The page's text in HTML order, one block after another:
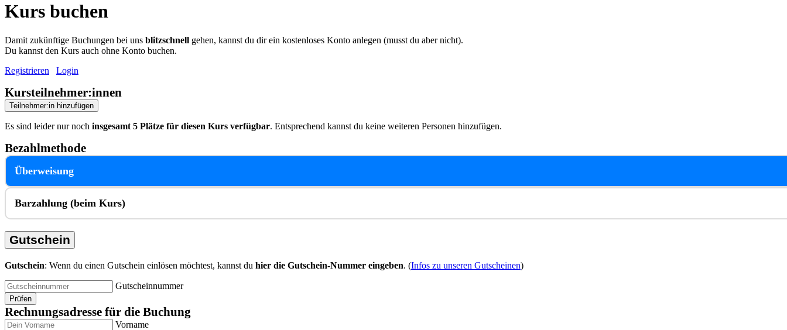
Kurs buchen
Damit zukünftige Buchungen bei uns blitzschnell gehen, kannst du dir ein kostenloses Konto anlegen (musst du aber nicht).
Du kannst den Kurs auch ohne Konto buchen.
Registrieren
Login
Kursteilnehmer:innen
Teilnehmer:in hinzufügen
Es sind leider nur noch insgesamt 5 Plätze für diesen Kurs verfügbar. Entsprechend kannst du keine weiteren Personen hinzufügen.
Bezahlmethode
Überweisung
Barzahlung (beim Kurs)
Gutschein
Gutschein: Wenn du einen Gutschein einlösen möchtest, kannst du hier die Gutschein-Nummer eingeben. (Infos zu unseren Gutscheinen)
Gutscheinnummer
Prüfen
Rechnungsadresse für die Buchung
Vorname